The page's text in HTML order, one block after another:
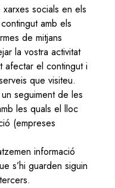
socials en els
amb els
de mitjans
la vostra activitat
afectar el contingut i
que visiteu.
seguiment de les
les quals el lloc
(empreses
informació
s’hi guarden siguin